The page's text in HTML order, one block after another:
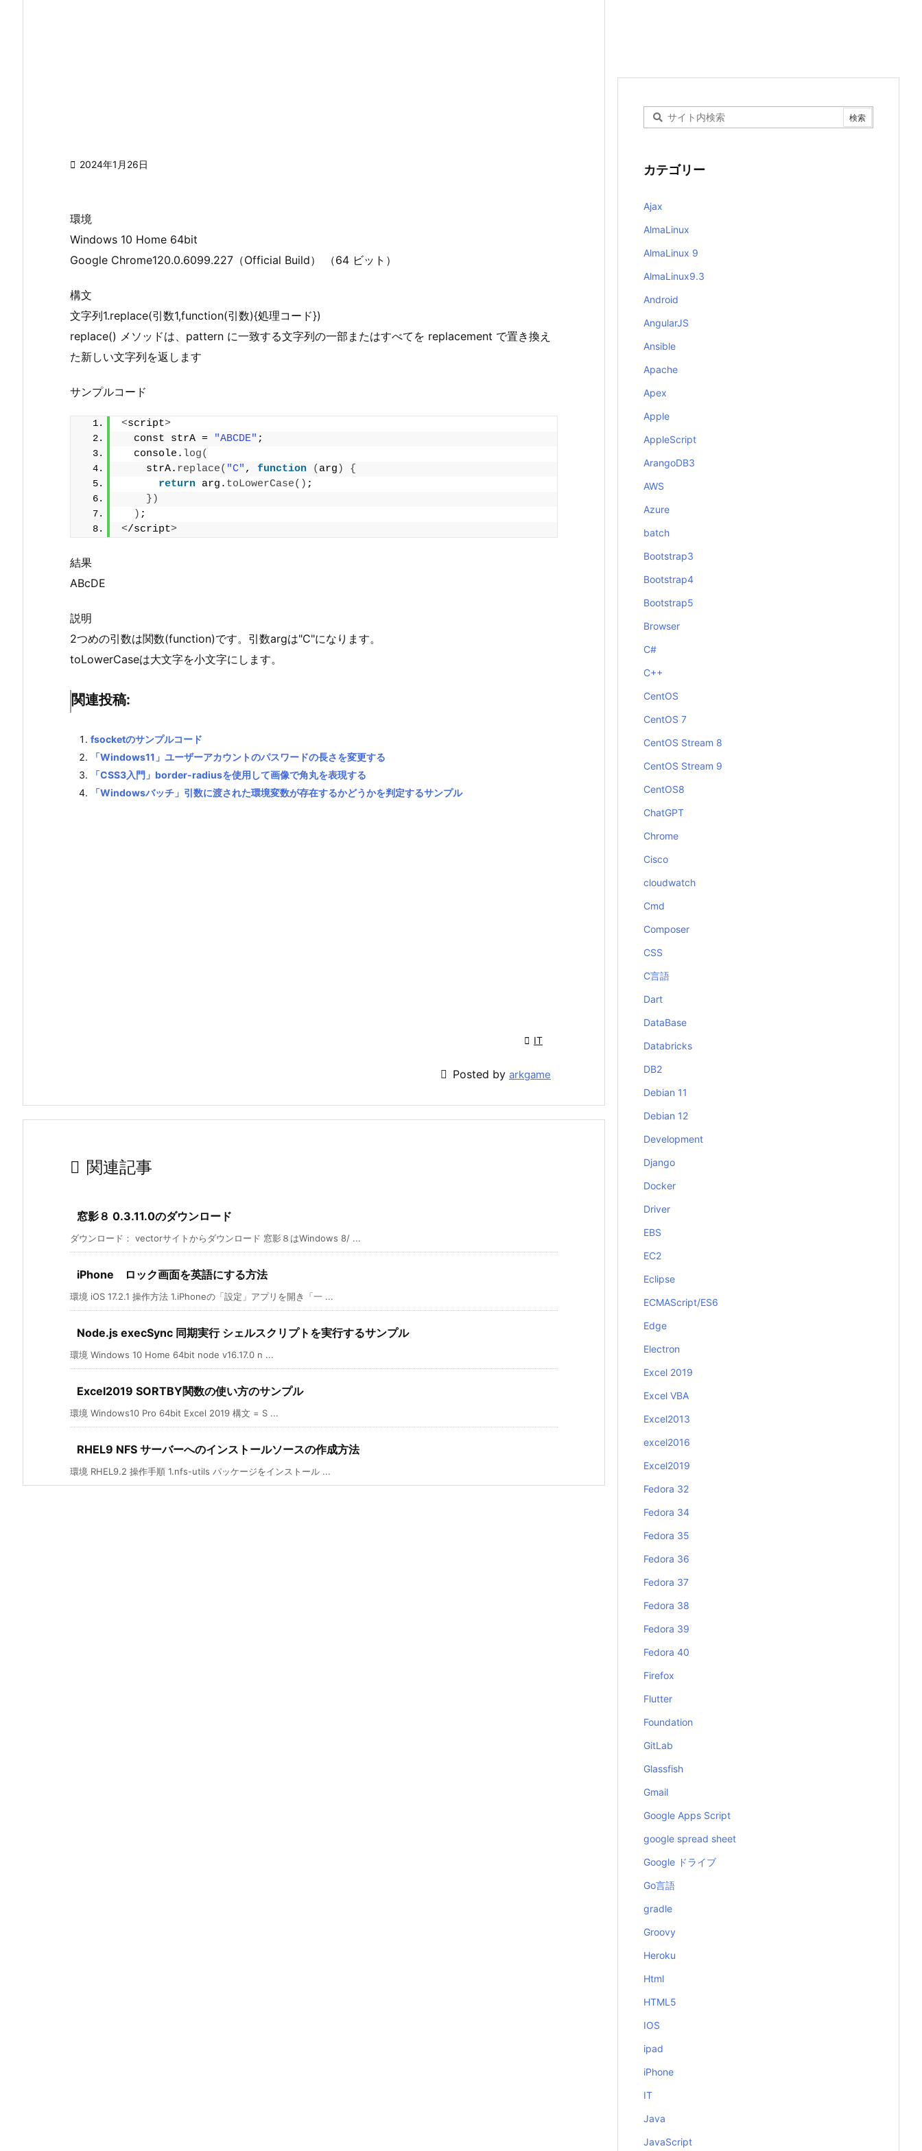
 2024年1月26日
環境
Windows 10 Home 64bit
Google Chrome120.0.6099.227（Official Build） （64 ビット）
構文
文字列1.replace(引数1,function(引数){処理コード})
replace() メソッドは、pattern に一致する文字列の一部またはすべてを replacement で置き換え
た新しい文字列を返します
サンプルコード
<script>
  const strA =
"ABCDE" ;
  console.
log(
    strA.
replace( "C" , function ( arg )
{
return arg. toLowerCase() ;
})
) ;
</script>
結果
ABcDE
説明
2つめの引数は関数(function)です。引数argは"C"になります。
toLowerCaseは大文字を小文字にします。
関連投稿:
fsocketのサンプルコード
「Windows11」ユーザーアカウントのパスワードの長さを変更する
「CSS3入門」border-radiusを使用して画像で角丸を表現する
「Windowsバッチ」引数に渡された環境変数が存在するかどうかを判定するサンプル
 IT
 Posted by arkgame
 関連記事
窓影８ 0.3.11.0のダウンロード
ダウンロード： vectorサイトからダウンロード 窓影８はWindows 8/ ...
iPhone ロック画面を英語にする方法
環境 iOS 17.2.1 操作方法 1.iPhoneの「設定」アプリを開き「一 ...
Node.js execSync 同期実行 シェルスクリプトを実行するサンプル
環境 Windows 10 Home 64bit node v16.17.0 n ...
Excel2019 SORTBY関数の使い方のサンプル
環境 Windows10 Pro 64bit Excel 2019 構文 = S ...
RHEL9 NFS サーバーへのインストールソースの作成方法
環境 RHEL9.2 操作手順 1.nfs-utils パッケージをインストール ...
カテゴリー
Ajax
AlmaLinux
AlmaLinux 9
AlmaLinux9.3
Android
AngularJS
Ansible
Apache
Apex
Apple
AppleScript
ArangoDB3
AWS
Azure
batch
Bootstrap3
Bootstrap4
Bootstrap5
Browser
C#
C++
CentOS
CentOS 7
CentOS Stream 8
CentOS Stream 9
CentOS8
ChatGPT
Chrome
Cisco
cloudwatch
Cmd
Composer
CSS
C言語
Dart
DataBase
Databricks
DB2
Debian 11
Debian 12
Development
Django
Docker
Driver
EBS
EC2
Eclipse
ECMAScript/ES6
Edge
Electron
Excel 2019
Excel VBA
Excel2013
excel2016
Excel2019
Fedora 32
Fedora 34
Fedora 35
Fedora 36
Fedora 37
Fedora 38
Fedora 39
Fedora 40
Firefox
Flutter
Foundation
GitLab
Glassfish
Gmail
Google Apps Script
google spread sheet
Google ドライブ
Go言語
gradle
Groovy
Heroku
Html
HTML5
IOS
ipad
iPhone
IT
Java
JavaScript